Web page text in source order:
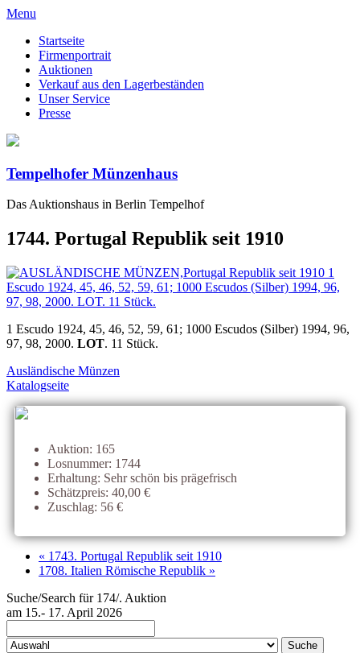
Menu
Startseite
Firmenportrait
Auktionen
Verkauf aus den Lagerbeständen
Unser Service
Presse
Tempelhofer Münzenhaus
Das Auktionshaus in Berlin Tempelhof
1744. Portugal Republik seit 1910
1 Escudo 1924, 45, 46, 52, 59, 61; 1000 Escudos (Silber) 1994, 96,
97, 98, 2000. LOT. 11 Stück.
Ausländische Münzen
Katalogseite
Auktion: 165
Losnummer: 1744
Erhaltung: Sehr schön bis prägefrisch
Schätzpreis: 40,00 €
Zuschlag: 56 €
« 1743. Portugal Republik seit 1910
1708. Italien Römische Republik »
Suche/Search für 174/. Auktion
am 15.- 17. April 2026